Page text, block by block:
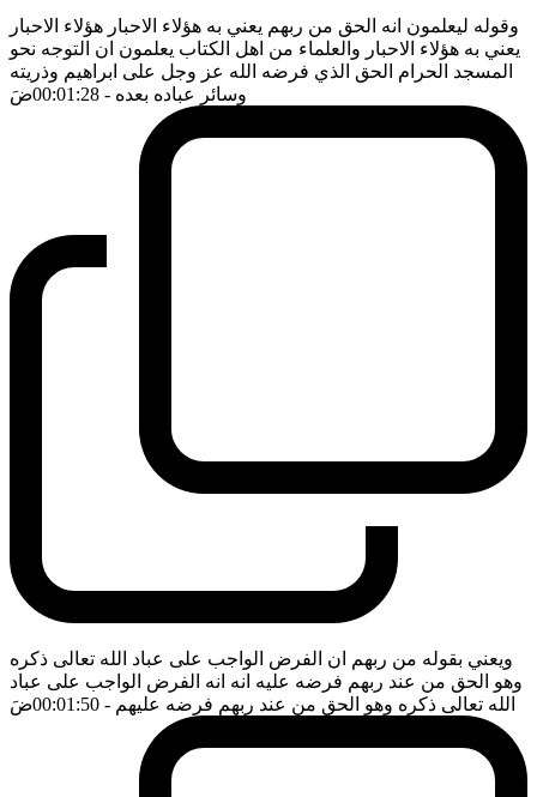
وقوله ليعلمون انه الحق من ربهم يعني به هؤلاء الاحبار هؤلاء الاحبار
يعني به هؤلاء الاحبار والعلماء من اهل الكتاب يعلمون ان التوجه نحو
المسجد الحرام الحق الذي فرضه الله عز وجل على ابراهيم وذريته
وسائر عباده بعده - 00:01:28 ضَ
ويعني بقوله من ربهم ان الفرض الواجب على عباد الله تعالى ذكره
وهو الحق من عند ربهم فرضه عليه انه انه الفرض الواجب على عباد
الله تعالى ذكره وهو الحق من عند ربهم فرضه عليهم - 00:01:50 ضَ